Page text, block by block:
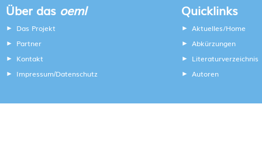
Über das oeml
Das Projekt
Partner
Kontakt
Impressum/Datenschutz
Quicklinks
Aktuelles/Home
Abkürzungen
Literaturverzeichnis
Autoren